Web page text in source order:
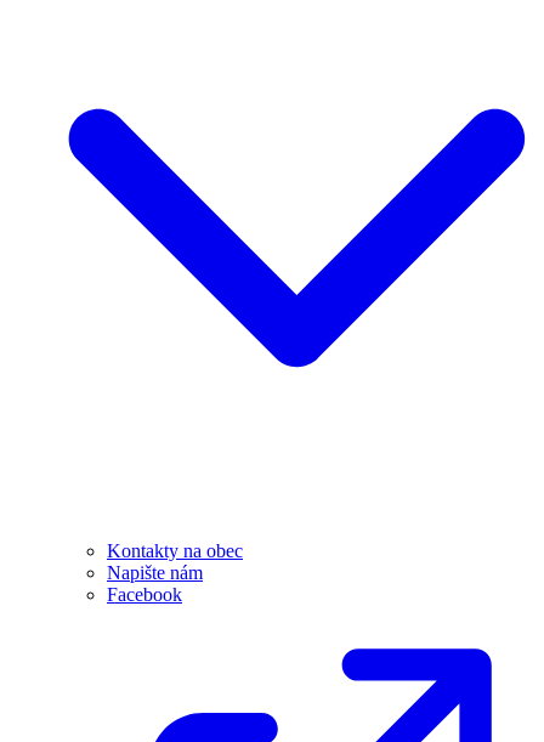
Kontakty na obec
Napište nám
Facebook